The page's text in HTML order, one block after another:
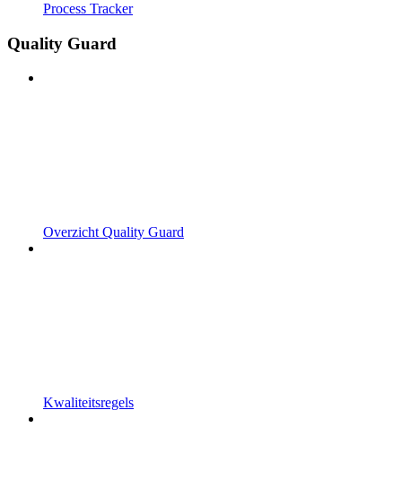
Process Tracker
Quality Guard
Overzicht Quality Guard
Kwaliteitsregels